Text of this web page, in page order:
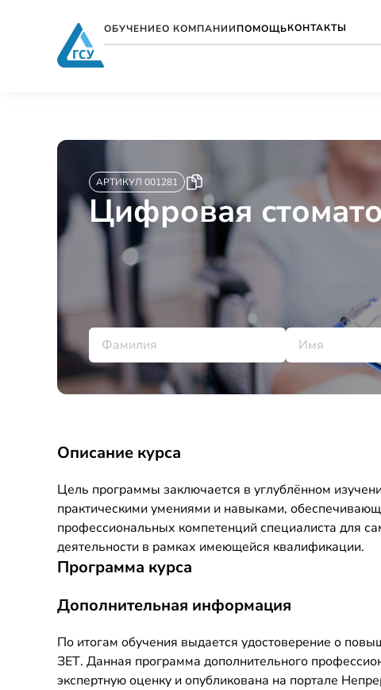
ОБУЧЕНИЕО КОМПАНИИПОМОЩЬКОНТАКТЫ
АРТИКУЛ 001281
Цифровая
Описание курса
Цель программы заключается в углублённом
практическими умениями и навыками,
профессиональных компетенций специалиста для
деятельности в рамках имеющейся квалификации.
Программа курса
Дополнительная информация
По итогам обучения выдается удостоверение о
ЗЕТ. Данная программа дополнительного
экспертную оценку и опубликована на портале